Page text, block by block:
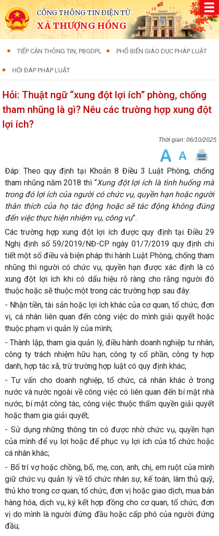
CỔNG THÔNG TIN ĐIỆN TỬ
XÃ THƯỢNG HỒNG
TIẾP CẬN THÔNG TIN, PBGDPL PHỔ BIẾN GIÁO DỤC PHÁP LUẬT
HỎI ĐÁP PHÁP LUẬT
Hỏi: Thuật ngữ “xung đột lợi ích” phòng, chống
tham nhũng là gì? Nêu các trường hợp xung đột
lợi ích?
06/10/2025
Đáp: Theo quy định tại Khoản 8 Điều 3 Luật Phòng, chống
tham nhũng năm 2018 thì “Xung đột lợi ích là tình huống mà
trong đó lợi ích của người có chức vụ, quyền hạn hoặc người
thân thích của họ tác động hoặc sẽ tác động không đúng
đến việc thực hiện nhiệm vụ, công vụ”.
Các trường hợp xung đột lợi ích được quy định tại Điều 29
Nghị định số 59/2019/NĐ-CP ngày 01/7/2019 quy định chi
tiết một số điều và biện pháp thi hành Luật Phòng, chống tham
nhũng thì người có chức vụ, quyền hạn được xác định là có
xung đột lợi ích khi có dấu hiệu rõ ràng cho rằng người đó
thuộc hoặc sẽ thuộc một trong các trường hợp sau đây:
- Nhận tiền, tài sản hoặc lợi ích khác của cơ quan, tổ chức, đơn
vị, cá nhân liên quan đến công việc do mình giải quyết hoặc
thuộc phạm vi quản lý của mình;
- Thành lập, tham gia quản lý, điều hành doanh nghiệp tư nhân,
công ty trách nhiệm hữu hạn, công ty cổ phần, công ty hợp
danh, hợp tác xã, trừ trường hợp luật có quy định khác;
- Tư vấn cho doanh nghiệp, tổ chức, cá nhân khác ở trong
nước và nước ngoài về công việc có liên quan đến bí mật nhà
nước, bí mật công tác, công việc thuộc thẩm quyền giải quyết
hoặc tham gia giải quyết;
- Sử dụng những thông tin có được nhờ chức vụ, quyền hạn
của mình để vụ lợi hoặc để phục vụ lợi ích của tổ chức hoặc
cá nhân khác;
- Bố trí vợ hoặc chồng, bố, mẹ, con, anh, chị, em ruột của mình
giữ chức vụ quản lý về tổ chức nhân sự, kế toán, làm thủ quỹ,
thủ kho trong cơ quan, tổ chức, đơn vị hoặc giao dịch, mua bán
hàng hóa, dịch vụ, ký kết hợp đồng cho cơ quan, tổ chức, đơn
vị do mình là người đứng đầu hoặc cấp phó của người đứng
đầu;